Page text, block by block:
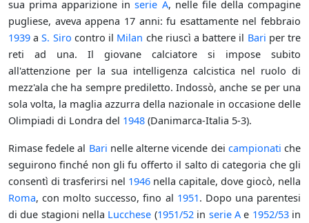
sua prima apparizione inserie A, nelle file della compagine
pugliese, aveva appena 17 anni: fu esattamente nel febbraio
1939 aS. Siro contro il Milan che riuscì a battere il Bari per tre
reti ad una. Il giovane calciatore si impose subito
all'attenzione per la sua intelligenza calcistica nel ruolo di
mezz'ala che ha sempre prediletto. Indossò, anche se per una
sola volta, la maglia azzurra della nazionale in occasione delle
Olimpiadi di Londra del 1948 (Danimarca-Italia 5-3).
Rimase fedele al Bari nelle alterne vicende dei campionati che
seguirono finché non gli fu offerto il salto di categoria che gli
consentì di trasferirsi nel 1946 nella capitale, dove giocò, nella
Roma, con molto successo, fino al 1951. Dopo una parentesi
di due stagioni nella Lucchese (1951/52in serie Ae 1952/53in